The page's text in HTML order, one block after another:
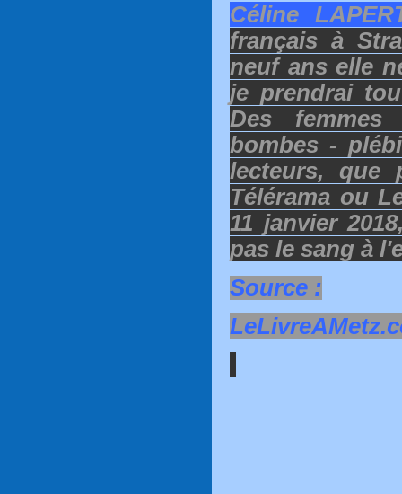
Céline
français à
neuf ans elle
je prendrai
Des
bombes -
lecteurs, que
Télérama ou
11 janvier
pas le sang à
Source :